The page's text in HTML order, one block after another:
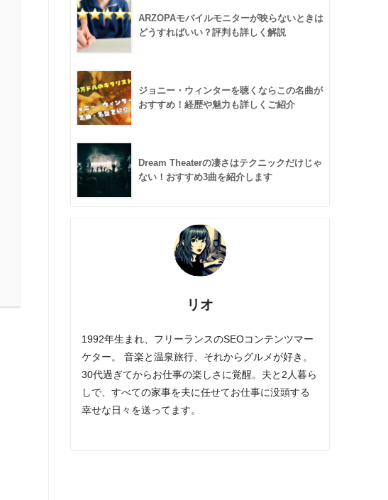
ARZOPAモバイルモニターが映らないときは
どうすればいい？評判も詳しく解説
ジョニー・ウィンターを聴くならこの名曲が
おすすめ！経歴や魅力も詳しくご紹介
Dream Theaterの凄さはテクニックだけじゃ
ない！おすすめ3曲を紹介します
リオ
1992年生まれ、フリーランスのSEOコンテンツマー
ケター。 音楽と温泉旅行、それからグルメが好き。
30代過ぎてからお仕事の楽しさに覚醒。夫と2人暮ら
しで、すべての家事を夫に任せてお仕事に没頭する
幸せな日々を送ってます。